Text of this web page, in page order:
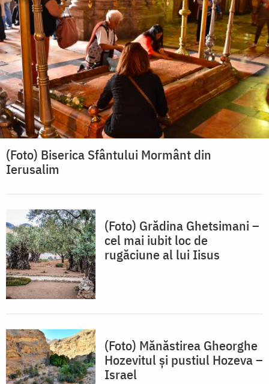
(Foto) Biserica Sfântului Mormânt din
Ierusalim
(Foto) Grădina Ghetsimani –
cel mai iubit loc de
rugăciune al lui Iisus
(Foto) Mănăstirea Gheorghe
Hozevitul și pustiul Hozeva –
Israel